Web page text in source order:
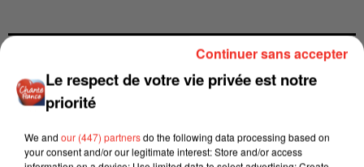
Le respect de votre vie privée est notre
priorité
We and our (447) partnersdo the following data processing based on
your consent and/or our legitimate interest: Store and/or access
Continuer sans accepter